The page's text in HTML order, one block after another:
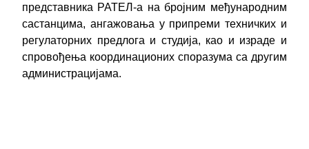
представника РАТЕЛ-а на бројним међународним
састанцима, ангажовања у припреми техничких и
регулаторних предлога и студија, као и израде и
спровођења координационих споразума са другим
администрацијама.